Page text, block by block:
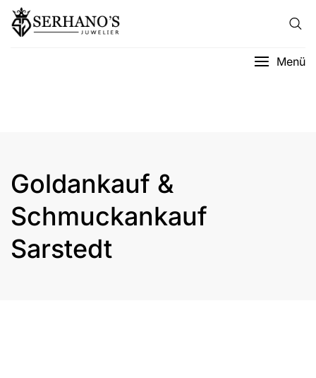
Menü
Goldankauf &
Schmuckankauf
Sarstedt